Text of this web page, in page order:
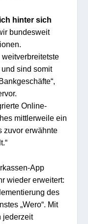
hinter sich
bundesweit
weitverbreitetste
und sind somit
äfte“,
Online-
mittlerweile ein
zuvor erwähnte
“
kassen-App
wiedererweitert:
des
„Wero“. Mit
jederzeit